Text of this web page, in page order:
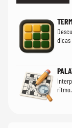
dicas
ritmo.